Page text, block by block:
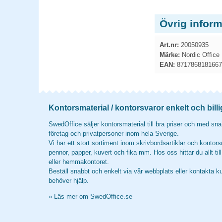
Övrig
Art.nr: 20050935
Märke: Nordic Office
EAN: 8717868181667
Kontorsmaterial / kontorsvaror enkelt och
SwedOffice säljer kontorsmaterial till bra priser och med
företag och privatpersoner inom hela Sverige.
Vi har ett stort sortiment inom skrivbordsartiklar och
pennor, papper, kuvert och fika mm. Hos oss hittar du allt
eller hemmakontoret.
Beställ snabbt och enkelt via vår webbplats eller kontakta
behöver hjälp.
» Läs mer om SwedOffice.se